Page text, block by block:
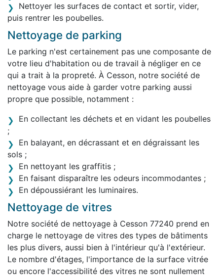
Nettoyer les surfaces de contact et sortir, vider,
puis rentrer les poubelles.
Nettoyage de parking
Le parking n'est certainement pas une composante de
votre lieu d'habitation ou de travail à négliger en ce
qui a trait à la propreté. À Cesson, notre société de
nettoyage vous aide à garder votre parking aussi
propre que possible, notamment :
En collectant les déchets et en vidant les poubelles
;
En balayant, en décrassant et en dégraissant les
sols ;
En nettoyant les graffitis ;
En faisant disparaître les odeurs incommodantes ;
En dépoussiérant les luminaires.
Nettoyage de vitres
Notre société de nettoyage à Cesson 77240 prend en
charge le nettoyage de vitres des types de bâtiments
les plus divers, aussi bien à l'intérieur qu'à l'extérieur.
Le nombre d'étages, l'importance de la surface vitrée
ou encore l'accessibilité des vitres ne sont nullement